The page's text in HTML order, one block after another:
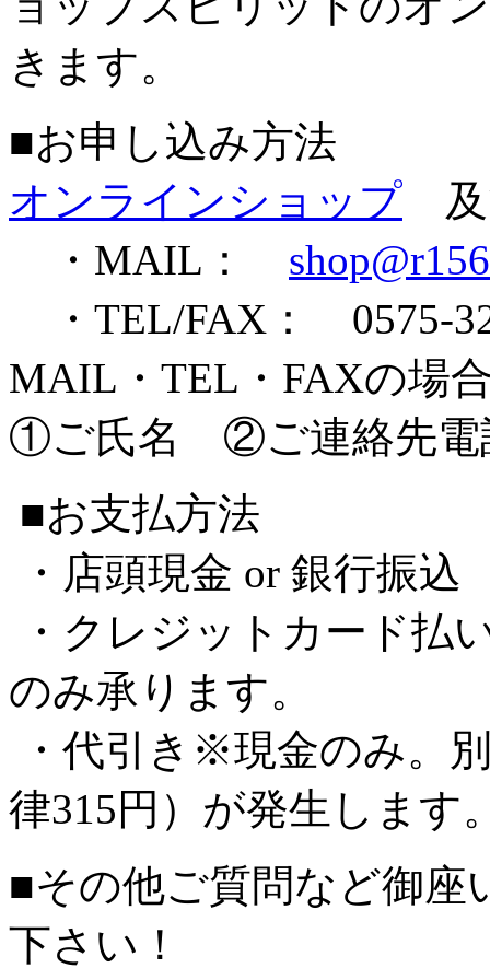
きます。
■お申し込み方法
オンラインショップ 及
・MAIL：
・TEL/FAX： 0575-
MAIL・TEL・FAXの場
①ご氏名 ②ご連絡先電
■お支払方法
・店頭現金 or 銀行振込
・クレジットカード払
のみ承ります。
・代引き※現金のみ。
律315円）が発生します
■その他ご質問など御座
下さい！